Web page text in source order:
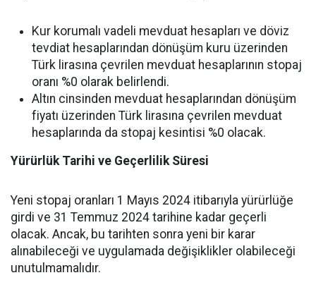
Kur korumalı vadeli mevduat hesapları ve döviz
tevdiat hesaplarından dönüşüm kuru üzerinden
Türk lirasına çevrilen mevduat hesaplarının stopaj
oranı %0 olarak belirlendi.
Altın cinsinden mevduat hesaplarından dönüşüm
fiyatı üzerinden Türk lirasına çevrilen mevduat
hesaplarında da stopaj kesintisi %0 olacak.
Yürürlük Tarihi ve Geçerlilik Süresi
Yeni stopaj oranları 1 Mayıs 2024 itibarıyla yürürlüğe
girdi ve 31 Temmuz 2024 tarihine kadar geçerli
olacak. Ancak, bu tarihten sonra yeni bir karar
alınabileceği ve uygulamada değişiklikler olabileceği
unutulmamalıdır.